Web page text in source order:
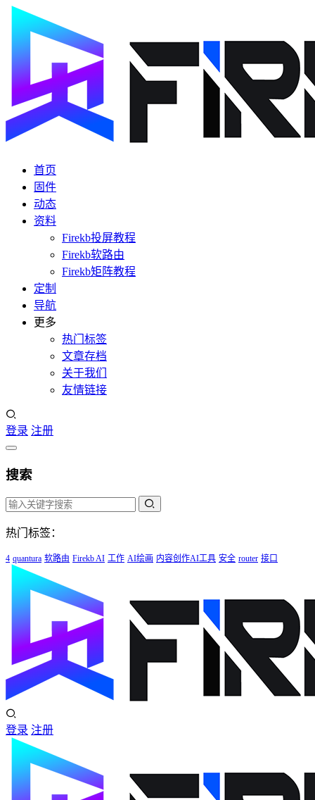
首页
固件
动态
资料
Firekb投屏教程
Firekb软路由
Firekb矩阵教程
定制
导航
更多
热门标签
文章存档
关于我们
友情链接
登录 注册
搜索
热门标签：
4 quantura 软路由 Firekb AI 工作 AI绘画 内容创作AI工具 安全 router 接口
登录 注册